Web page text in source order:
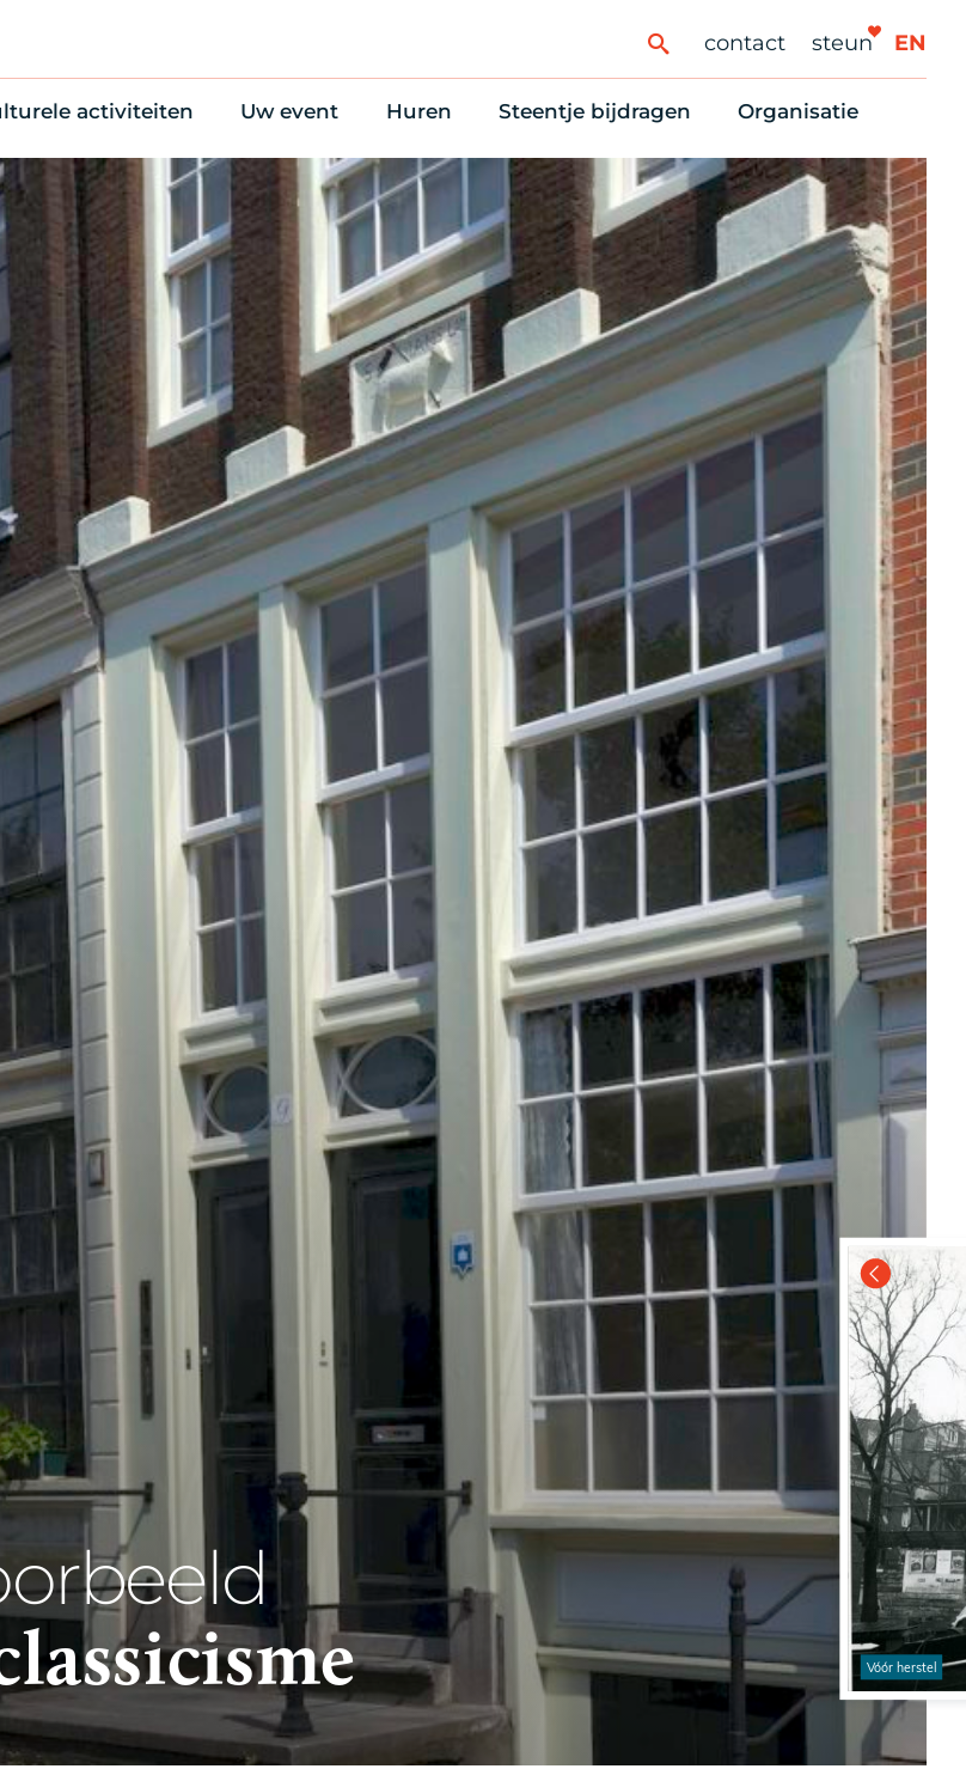
contact steun EN
activiteiten
jaar activiteiten
Vrienden
activiteiten
Uw event
Zelf iets organiseren
Bijzondere Locaties
Congres en vergadering
Diner en receptie
Cultuur
Trouwen
Huren
Woningaanbod
Wachtlijst voor woningzoekenden
Bedrijfsruimten
Onderhoudsmeldingen en huurvragen
Steentje bijdragen
Steun Vondelkerk!
Tien manieren om te helpen
Onze Vrienden
Vriendennieuws
Schenken, nalaten en ANBI
6 redenen om mee te doen
Organisatie
Ons
Stadsherstel nu
Onze Vrijwilligers
Werken bij
Nieuws en
Stadsherstel